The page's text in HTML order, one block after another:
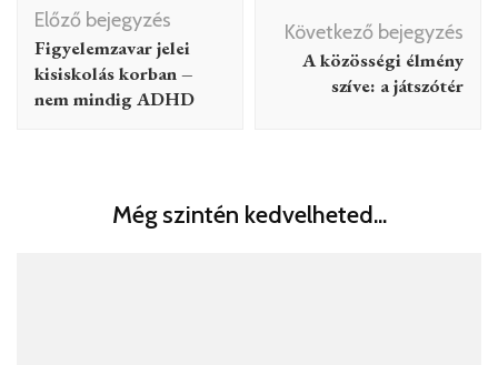
navigáció
Előző bejegyzés
Figyelemzavar jelei
kisiskolás korban –
nem mindig ADHD
Következő bejegyzés
A közösségi élmény
szíve: a játszótér
Még szintén kedvelheted...